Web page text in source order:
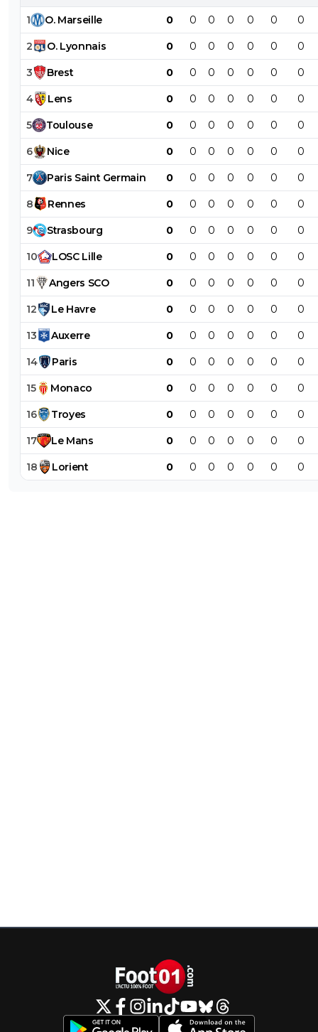
1 O. Marseille 0 0 0 0 0 0 0
2 O. Lyonnais 0 0 0 0 0 0 0
3 Brest 0 0 0 0 0 0 0
4 Lens 0 0 0 0 0 0 0
5 Toulouse 0 0 0 0 0 0 0
6 Nice 0 0 0 0 0 0 0
7 Paris Saint Germain 0 0 0 0 0 0 0
8 Rennes 0 0 0 0 0 0 0
9 Strasbourg 0 0 0 0 0 0 0
10 LOSC Lille 0 0 0 0 0 0 0
11 Angers SCO 0 0 0 0 0 0 0
12 Le Havre 0 0 0 0 0 0 0
13 Auxerre 0 0 0 0 0 0 0
14 Paris 0 0 0 0 0 0 0
15 Monaco 0 0 0 0 0 0 0
16 Troyes 0 0 0 0 0 0 0
17 Le Mans 0 0 0 0 0 0 0
18 Lorient 0 0 0 0 0 0 0